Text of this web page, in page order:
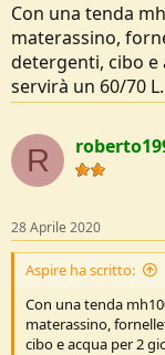
Con una tenda
materassino,
detergenti, cibo e
servirà un 60/70 L.
R
28 Aprile 2020
Aspire ha scritto:
Con una tenda
materassino,
cibo e acqua per 2